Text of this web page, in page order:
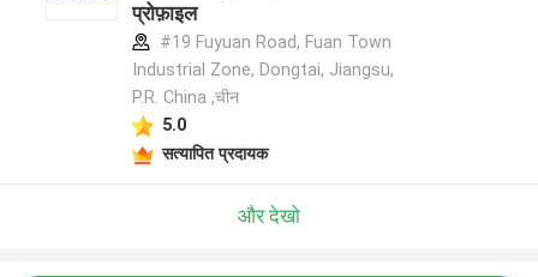
प्रोफ़ाइल
#19 Fuyuan Road, Fuan Town
Industrial Zone, Dongtai, Jiangsu,
P.R. China ,चीन
5.0
सत्यापित प्रदायक
और देखो